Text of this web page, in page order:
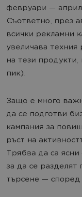
февруари —
Съответно, през
всички рекламни
увеличава
на тези
пик).
Защо е много
да се подготви
кампания за
ръст на
Трябва да са
за да се разделят
търсене — според